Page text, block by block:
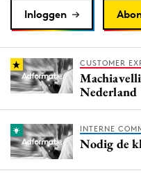
Purpose Marketing
Reputatie & crisis
Inloggen
CUSTOMER
Nederland
INTERNE
Nodig de